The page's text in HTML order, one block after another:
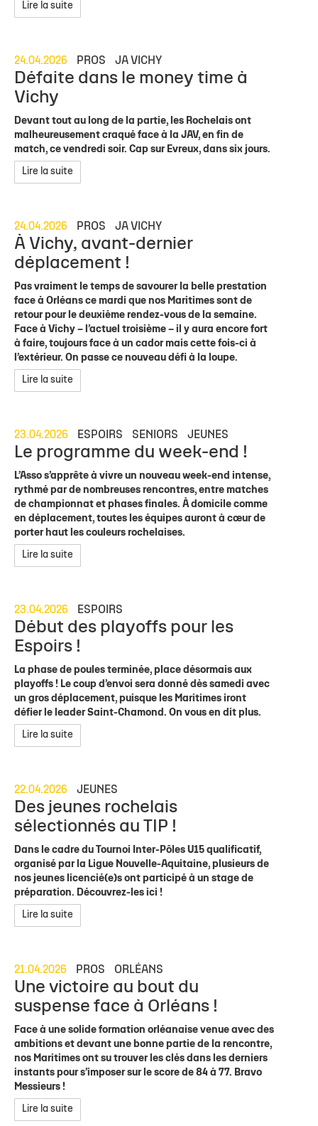
Lire la suite
24.04.2026 PROS JA VICHY
Défaite dans le money time à
Vichy
Devant tout au long de la partie, les Rochelais ont
malheureusement craqué face à la JAV, en fin de
match, ce vendredi soir. Cap sur Evreux, dans six jours.
Lire la suite
24.04.2026 PROS JA VICHY
À Vichy, avant-dernier
déplacement !
Pas vraiment le temps de savourer la belle prestation
face à Orléans ce mardi que nos Maritimes sont de
retour pour le deuxième rendez-vous de la semaine.
Face à Vichy – l’actuel troisième – il y aura encore fort
à faire, toujours face à un cador mais cette fois-ci à
l’extérieur. On passe ce nouveau défi à la loupe.
Lire la suite
23.04.2026 ESPOIRS SENIORS JEUNES
Le programme du week-end !
L’Asso s’apprête à vivre un nouveau week-end intense,
rythmé par de nombreuses rencontres, entre matches
de championnat et phases finales. À domicile comme
en déplacement, toutes les équipes auront à cœur de
porter haut les couleurs rochelaises.
Lire la suite
23.04.2026 ESPOIRS
Début des playoffs pour les
Espoirs !
La phase de poules terminée, place désormais aux
playoffs ! Le coup d’envoi sera donné dès samedi avec
un gros déplacement, puisque les Maritimes iront
défier le leader Saint-Chamond. On vous en dit plus.
Lire la suite
22.04.2026 JEUNES
Des jeunes rochelais
sélectionnés au TIP !
Dans le cadre du Tournoi Inter-Pôles U15 qualificatif,
organisé par la Ligue Nouvelle-Aquitaine, plusieurs de
nos jeunes licencié(e)s ont participé à un stage de
préparation. Découvrez-les ici !
Lire la suite
21.04.2026 PROS ORLÉANS
Une victoire au bout du
suspense face à Orléans !
Face à une solide formation orléanaise venue avec des
ambitions et devant une bonne partie de la rencontre,
nos Maritimes ont su trouver les clés dans les derniers
instants pour s’imposer sur le score de 84 à 77. Bravo
Messieurs !
Lire la suite